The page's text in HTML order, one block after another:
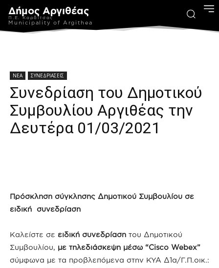
Δήμος Αργιθέας
Π.Ε. Καρδίτσας
Municipality of Argithea
ΝΕΑ ΣΥΝΕΔΡΙΑΣΕΙΣ
Συνεδρίαση του Δημοτικού
Συμβουλίου Αργιθέας την
Δευτέρα 01/03/2021
Πρόσκληση σύγκλησης Δημοτικού Συμβουλίου σε
ειδική συνεδρίαση
Καλείστε σε ειδική συνεδρίαση του Δημοτικού
Συμβουλίου, με τηλεδιάσκεψη μέσω “Cisco Webex”
σύμφωνα με τα προβλεπόμενα στην ΚΥΑ Δ1α/Γ.Π.οικ.: